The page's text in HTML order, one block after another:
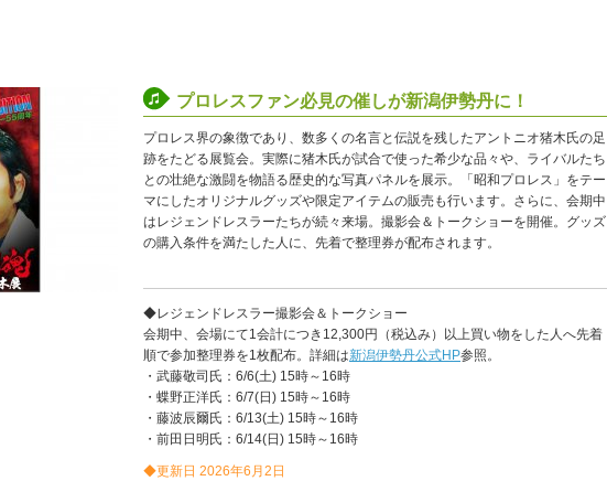
プロレスファン必見の催しが新潟伊勢丹に！
プロレス界の象徴であり、数多くの名言と伝説を残したアントニオ猪木氏の足
跡をたどる展覧会。実際に猪木氏が試合で使った希少な品々や、ライバルたち
との壮絶な激闘を物語る歴史的な写真パネルを展示。「昭和プロレス」をテー
マにしたオリジナルグッズや限定アイテムの販売も行います。さらに、会期中
はレジェンドレスラーたちが続々来場。撮影会＆トークショーを開催。グッズ
の購入条件を満たした人に、先着で整理券が配布されます。
◆レジェンドレスラー撮影会＆トークショー
会期中、会場にて1会計につき12,300円（税込み）以上買い物をした人へ先着
順で参加整理券を1枚配布。詳細は新潟伊勢丹公式HP参照。
・武藤敬司氏：6/6(土) 15時～16時
・蝶野正洋氏：6/7(日) 15時～16時
・藤波辰爾氏：6/13(土) 15時～16時
・前田日明氏：6/14(日) 15時～16時
◆更新日 2026年6月2日